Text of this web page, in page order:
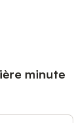
minute